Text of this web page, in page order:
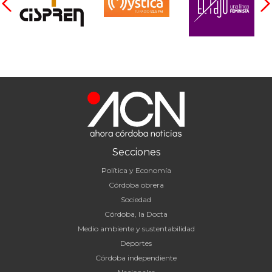
Secciones
Política y Economía
Córdoba obrera
Sociedad
Córdoba, la Docta
Medio ambiente y sustentabilidad
Deportes
Córdoba independiente